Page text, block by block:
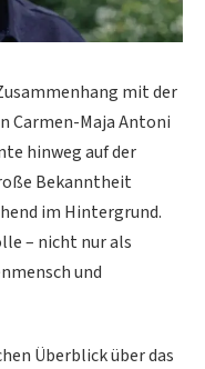
mit der
Carmen-Maja Antoni
hinweg auf der
Bekanntheit
im Hintergrund.
– nicht nur als
und
Überblick über das